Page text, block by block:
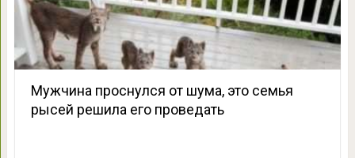
Мужчина проснулся от шума, это семья
рысей решила его проведать